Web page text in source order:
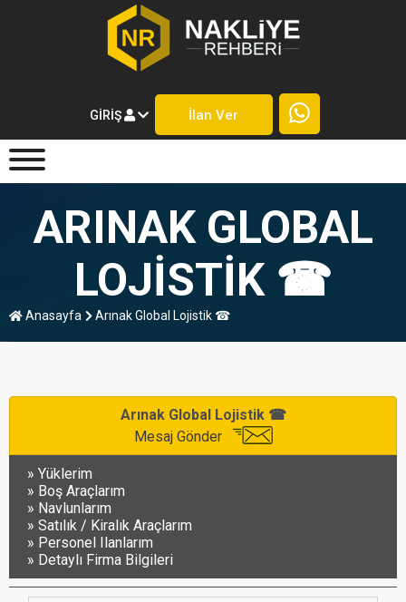
GIRIŞ İlan Ver
ARINAK GLOBAL
LOJISTIK ☎
Anasayfa Arınak Global Lojistik ☎
Arınak Global Lojistik ☎
Mesaj Gönder
Yüklerim
Boş Araçlarım
Navlunlarım
Satılık / Kiralık Araçlarım
Personel Ilanlarım
Detaylı Firma Bilgileri